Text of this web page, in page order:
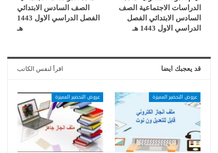
الدراسات الاجتماعية الصف
السادس الابتدائي الفصل
الدراسي الاول 1443 هـ
الصف السادس الابتدائي
الفصل الدراسي الاول 1443
هـ
قد يعجبك ايضا اقرأ لنفس الكاتب
عروض التحضير المميزة عروض التحضير المميزة